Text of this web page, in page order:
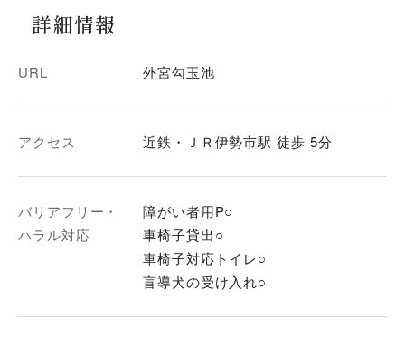
詳細情報
URL 外宮勾玉池
アクセス 近鉄・ＪＲ伊勢市駅 徒歩 5分
バリアフリー・
ハラル対応
障がい者用P○
車椅子貸出○
車椅子対応トイレ○
盲導犬の受け入れ○